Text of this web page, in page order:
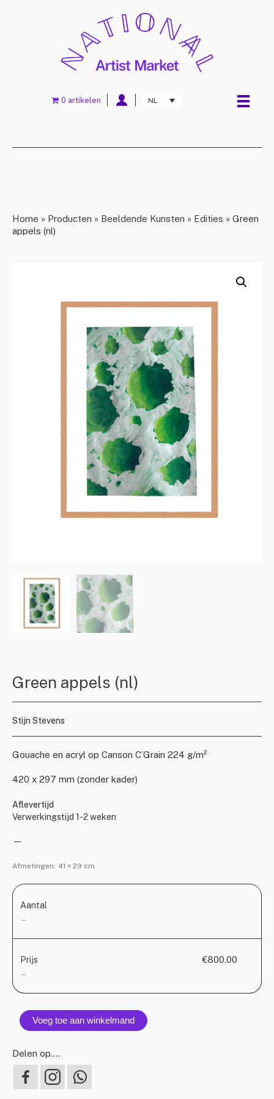
NL
0 artikelen
Home » Producten » Beeldende Kunsten » Edities » Green
appels (nl)
Green appels (nl)
Stijn Stevens
Gouache en acryl op Canson C’Grain 224 g/m²
420 x 297 mm (zonder kader)
Aflevertijd
Verwerkingstijd 1-2 weken
—
Afmetingen: 41 × 29 cm
Aantal
—
Prijs
—
€800.00
Voeg toe aan winkelmand
Delen op….